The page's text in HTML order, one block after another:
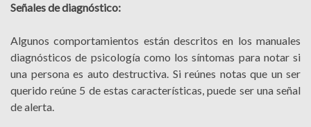
Señales de diagnóstico:
Algunos comportamientos están descritos en los manuales
diagnósticos de psicología como los síntomas para notar si
una persona es auto destructiva. Si reúnes notas que un ser
querido reúne 5 de estas características, puede ser una señal
de alerta.